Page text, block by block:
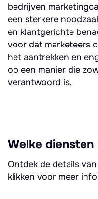
bedrijven
een sterkere
en klantgerichte
voor dat marketeers
het aantrekken en
op een manier die
verantwoord is.
Welke
Ontdek de details
klikken voor meer